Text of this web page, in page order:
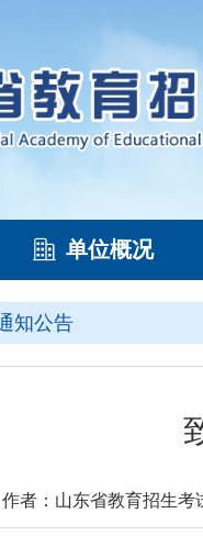
单位概况
知公告
作者：山东省教育招生考